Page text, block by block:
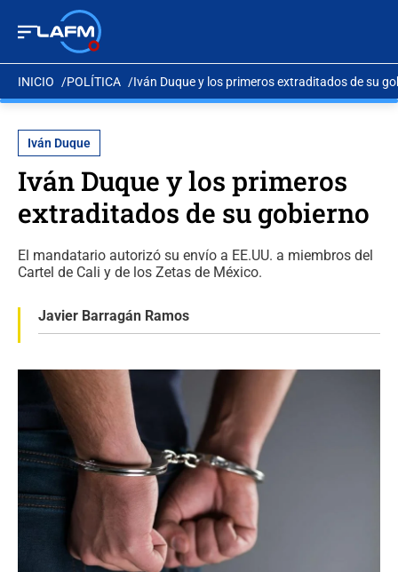
INICIO POLÍTICA Iván Duque y los primeros extraditados de su
Iván Duque
Iván Duque y los primeros
extraditados de su gobierno
El mandatario autorizó su envío a EE.UU. a miembros del
Cartel de Cali y de los Zetas de México.
Javier Barragán Ramos